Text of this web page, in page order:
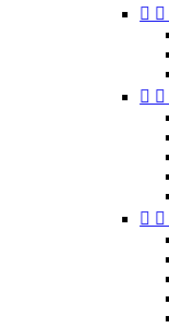
 
 
 